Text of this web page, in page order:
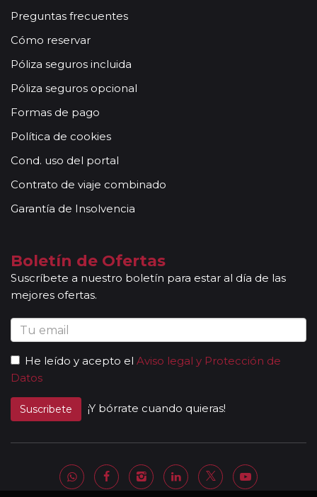
Preguntas frecuentes
Cómo reservar
Póliza seguros incluida
Póliza seguros opcional
Formas de pago
Política de cookies
Cond. uso del portal
Contrato de viaje combinado
Garantía de Insolvencia
Boletín de Ofertas
Suscríbete a nuestro boletín para estar al día de las
mejores ofertas.
He leído y acepto el Aviso legal y Protección de
Datos
Suscribete ¡Y bórrate cuando quieras!